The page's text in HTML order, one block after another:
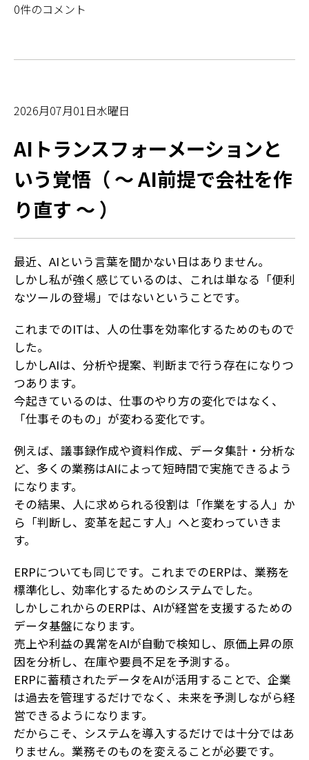
0件のコメント
2026月07月01日水曜日
AIトランスフォーメーションと
いう覚悟（ ～ AI前提で会社を作
り直す ～ ）
最近、AIという言葉を聞かない日はありません。
しかし私が強く感じているのは、これは単なる「便利
なツールの登場」ではないということです。
これまでのITは、人の仕事を効率化するためのもので
した。
しかしAIは、分析や提案、判断まで行う存在になりつ
つあります。
今起きているのは、仕事のやり方の変化ではなく、
「仕事そのもの」が変わる変化です。
例えば、議事録作成や資料作成、データ集計・分析な
ど、多くの業務はAIによって短時間で実施できるよう
になります。
その結果、人に求められる役割は「作業をする人」か
ら「判断し、変革を起こす人」へと変わっていきま
す。
ERPについても同じです。これまでのERPは、業務を
標準化し、効率化するためのシステムでした。
しかしこれからのERPは、AIが経営を支援するための
データ基盤になります。
売上や利益の異常をAIが自動で検知し、原価上昇の原
因を分析し、在庫や要員不足を予測する。
ERPに蓄積されたデータをAIが活用することで、企業
は過去を管理するだけでなく、未来を予測しながら経
営できるようになります。
だからこそ、システムを導入するだけでは十分ではあ
りません。業務そのものを変えることが必要です。